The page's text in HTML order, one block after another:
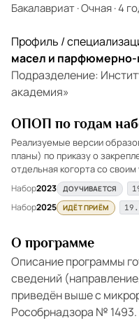
Бакалавриат·Очная·4
Профиль /
масел и парфюмерно-
Подразделение:
академия»
ОПОП по годам
Реализуемые версии
планы) по приказу о
отдельная когорта со
Набор2023 ДОУЧИВАЕТСЯ
Набор2025 ИДЁТ ПРИЁМ
О программе
Описание программы
сведений
приведён выше с
Рособрнадзора № 1493.